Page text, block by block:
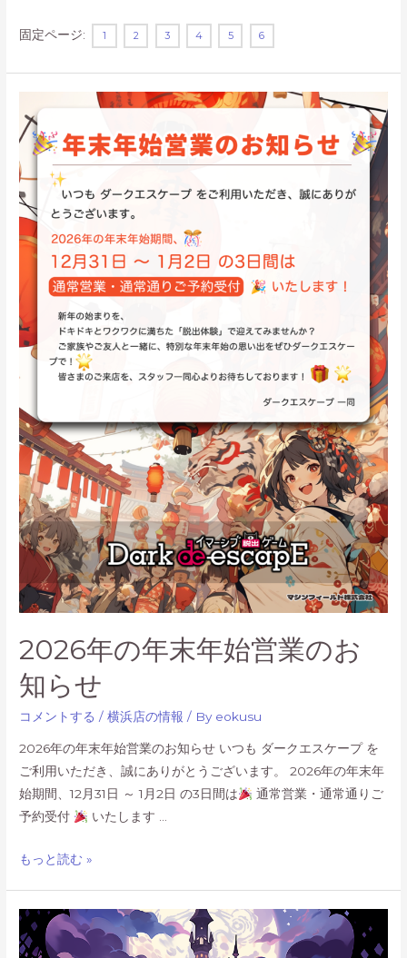
伎
に
誕
生
す
る“完
全
イ
ブ
型
RPG
第
一
弾
テ
ー
マ
「始
の
魔
法
院」
3/1（日）
予
約
ス
タ
ト
固定ページ: 1 2 3 4 5 6
2026年の年末年始営業のお
知らせ
コメントする /横浜店の情報 / By eokusu
2026年の年末年始営業のお知らせ いつも ダークエスケープ を
ご利用いただき、誠にありがとうございます。 2026年の年末年
始期間、12月31日 ～ 1月2日 の3日間は
通常営業・通常通りご
予約受付
いたします …
2026
年
末
もっと読む »